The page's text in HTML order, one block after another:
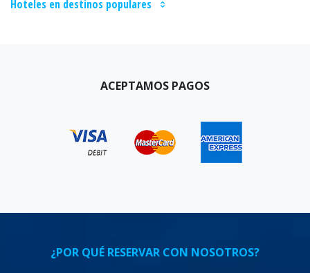
Hoteles en destinos populares
ACEPTAMOS PAGOS
¿POR QUÉ RESERVAR CON NOSOTROS?